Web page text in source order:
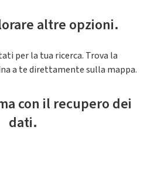
altre opzioni.
per la tua ricerca. Trova la
a te direttamente sulla mappa.
con il recupero dei
dati.